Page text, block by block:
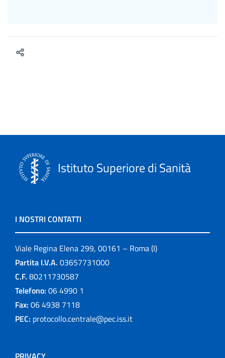
Istituto Superiore di Sanità
I NOSTRI CONTATTI
Viale Regina Elena 299, 00161 – Roma (I)
Partita I.V.A. 03657731000
C.F. 80211730587
Telefono: 06 4990 1
Fax: 06 4938 7118
PEC: protocollo.centrale@pec.iss.it